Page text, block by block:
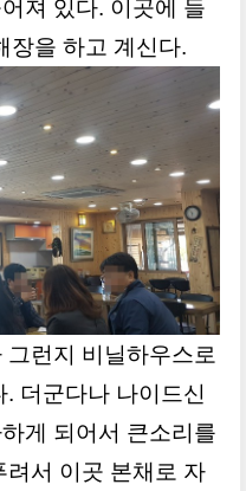
져 있다. 이곳에 들
장을 하고 계신다.
런지 비닐하우스로
더군다나 나이드신
게 되어서 큰소리를
서 이곳 본채로 자